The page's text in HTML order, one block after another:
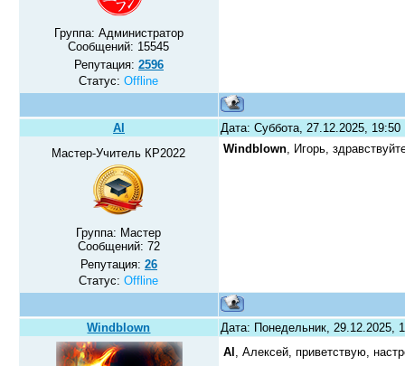
Группа: Администратор
Сообщений: 15545
Репутация: 2596
Статус:Offline
Al
Дата: Суббота, 27.12.2025,
Мастер-Учитель КР2022
Группа: Мастер
Сообщений: 72
Репутация: 26
Статус:Offline
Windblown , Игорь,
Windblown Дата: Понедельник, 29.12.2025,
Al , Алексей, приветствую,